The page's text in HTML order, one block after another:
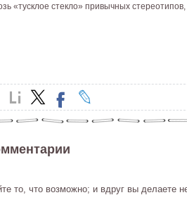
стекло» привычных стереотипов,
то, что возможно; и вдруг вы делаете